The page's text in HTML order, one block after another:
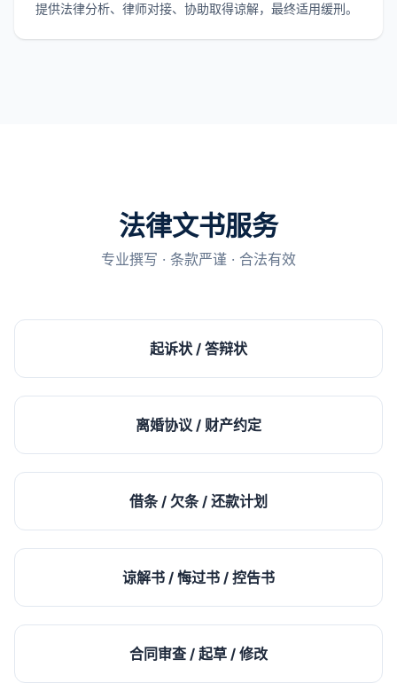
提供法律分析、律师对接、协助取得谅解，最终适用缓刑。
法律文书服务
专业撰写 · 条款严谨 · 合法有效
起诉状 / 答辩状
离婚协议 / 财产约定
借条 / 欠条 / 还款计划
谅解书 / 悔过书 / 控告书
合同审查 / 起草 / 修改